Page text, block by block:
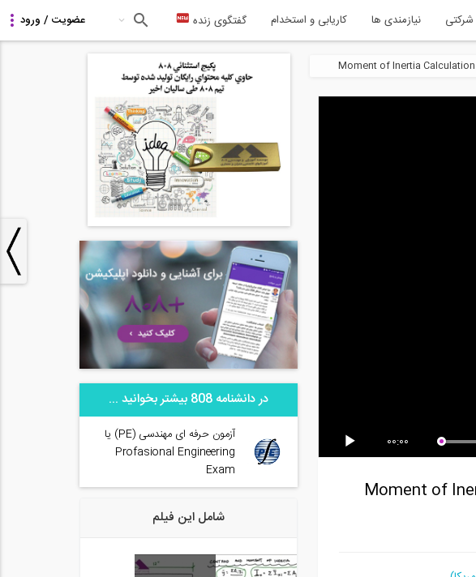
نیازمندی ها کاریابی و استخدام گفتگوی زنده
00:00
در دانشنامه 808 بیشتر بخوانید ...
آزمون حرفه ای مهندسی (PE) یا
Profasional Engineering
Exam
شامل این فیلم